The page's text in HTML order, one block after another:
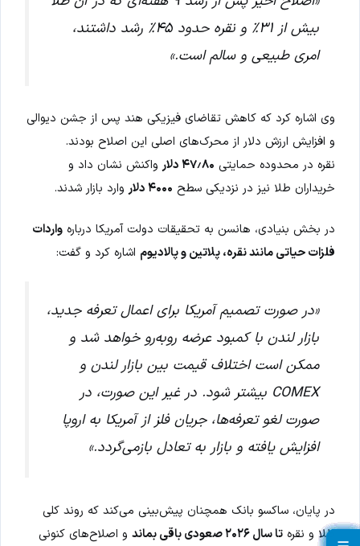
بیش از ۳۱٪ و نقره حدود ۴۵٪ رشد داشتند،
امری طبیعی و سالم است.»
وی اشاره کرد که کاهش تقاضای فیزیکی هند پس از جشن دیوالی
و افزایش ارزش دلار از محرک‌های اصلی این اصلاح بودند.
نقره در محدوده حمایتی ۴۷٫۸۰ دلار
واکنش نشان داد و
خریداران طلا نیز در نزدیکی سطح ۴۰۰۰ دلار وارد بازار شدند.
در بخش بنیادی، هانسن به تحقیقات دولت آمریکا درباره واردات
فلزات حیاتی مانند نقره، پلاتین و پالادیوم اشاره کرد و گفت:
«در صورت تصمیم آمریکا برای اعمال تعرفه جدید،
بازار لندن با کمبود عرضه روبه‌رو خواهد شد و
ممکن است اختلاف قیمت بین بازار لندن و
COMEX بیشتر شود. در غیر این صورت، در
صورت لغو تعرفه‌ها، جریان فلز از آمریکا به اروپا
افزایش یافته و بازار به تعادل بازمی‌گردد.»
در پایان، ساکسو بانک همچنان پیش‌بینی می‌کند که روند کلی
طلا و نقره تا سال ۲۰۲۶ صعودی باقی بماند و اصلاح‌های کنونی